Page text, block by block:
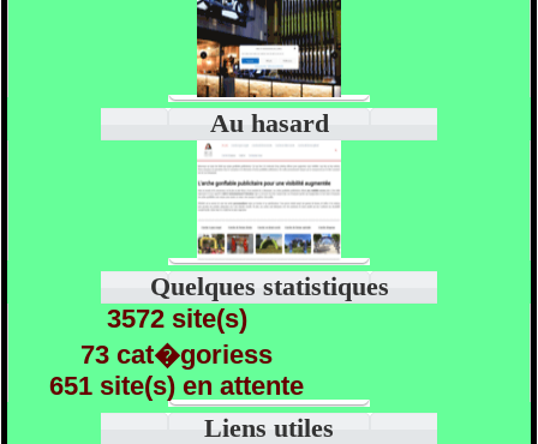
Au hasard
Quelques statistiques
3572 site(s)
73 cat�goriess
651 site(s) en attente
Liens utiles